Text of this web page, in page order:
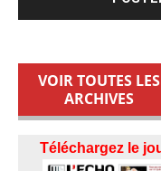
VOIR TOUTES LES
ARCHIVES